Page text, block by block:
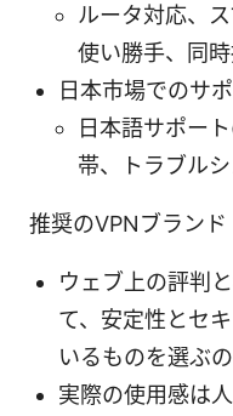
ルータ対応、
使い勝手、同
日本市場でのサ
日本語サポー
帯、トラブル
推奨のVPNブランド
ウェブ上の評判
て、安定性とセ
いるものを選ぶの
実際の使用感は